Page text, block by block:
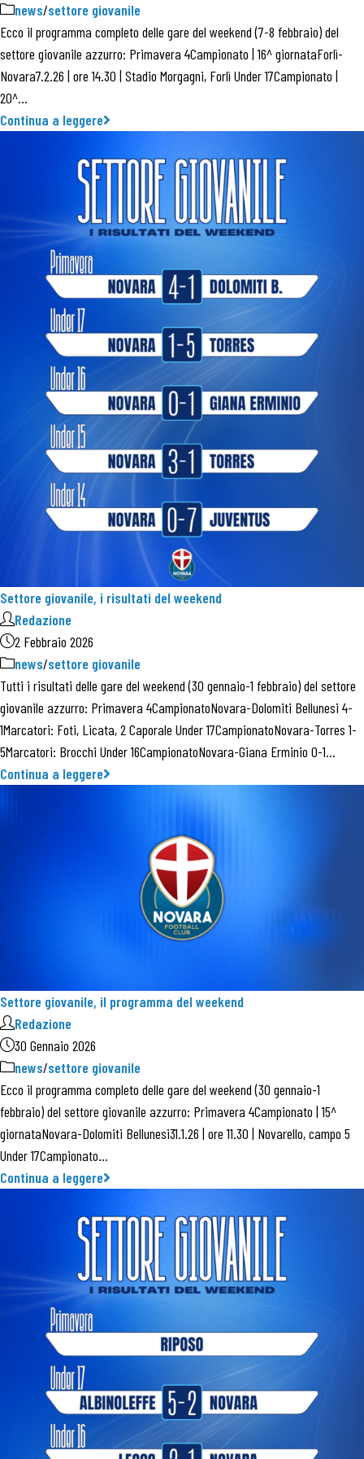
news/settore giovanile
Ecco il programma completo delle gare del weekend (7-8 febbraio) del
settore giovanile azzurro: Primavera 4Campionato | 16^ giornataForlì-
Novara7.2.26 | ore 14.30 | Stadio Morgagni, Forlì Under 17Campionato |
20^…
Continua a leggere
Settore giovanile, i risultati del weekend
Redazione
2 Febbraio 2026
news/settore giovanile
Tutti i risultati delle gare del weekend (30 gennaio-1 febbraio) del settore
giovanile azzurro: Primavera 4CampionatoNovara-Dolomiti Bellunesi 4-
1Marcatori: Foti, Licata, 2 Caporale Under 17CampionatoNovara-Torres 1-
5Marcatori: Brocchi Under 16CampionatoNovara-Giana Erminio 0-1…
Continua a leggere
Settore giovanile, il programma del weekend
Redazione
30 Gennaio 2026
news/settore giovanile
Ecco il programma completo delle gare del weekend (30 gennaio-1
febbraio) del settore giovanile azzurro: Primavera 4Campionato | 15^
giornataNovara-Dolomiti Bellunesi31.1.26 | ore 11.30 | Novarello, campo 5
Under 17Campionato…
Continua a leggere